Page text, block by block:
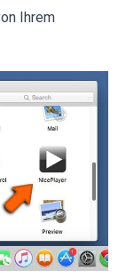
Ihrem